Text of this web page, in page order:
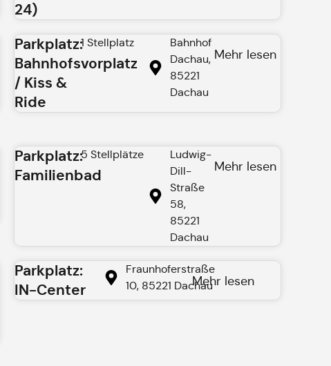
24)
Parkplatz:
Bahnhofsvorplatz
/ Kiss &
Ride
1 Stellplatz
Bahnhof
Dachau,
85221
Dachau
Mehr lesen
Parkplatz:
Familienbad
5 Stellplätze
Ludwig-
Dill-
Straße
58,
85221
Dachau
Mehr lesen
Parkplatz:
IN-Center
Fraunhoferstraße
10, 85221 DachauMehr lesen